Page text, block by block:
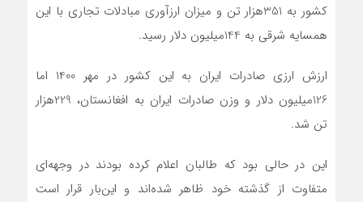
کشور به 351‌هزار تن و میزان ارزآوری مبادلات تجاری با این
همسایه شرقی به 144‌میلیون دلار رسید.
ارزش ارزی صادرات ایران به این کشور در مهر 1400 اما
126‌میلیون دلار و وزن صادرات ایران به افغانستان، 229‌هزار
تن شد.
این در حالی بود که طالبان اعلام کرده بودند در وجهه‌ای
متفاوت از گذشته خود ظاهر شده‌اند و این‌بار قرار است